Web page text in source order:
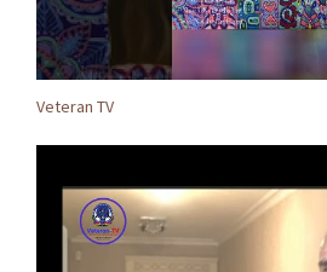
Veteran TV